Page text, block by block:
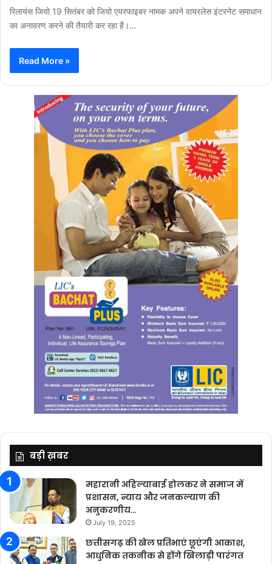
रिलायंस जियो 19 सितंबर को जियो एयरफाइबर नामक अपने वायरलेस इंटरनेट समाधान
का अनावरण करने की तैयारी कर रहा है।…
Read More »
बड़ी ख़बर
महारानी अहिल्याबाई होलकर ने समाज में
प्रशासन, न्याय और जनकल्याण की
अनुकरणीय…
July 19, 2025
छत्तीसगढ़ की खेल प्रतिभाएं छूएंगी आकाश,
आधुनिक तकनीक से होंगे खिलाड़ी पारंगत